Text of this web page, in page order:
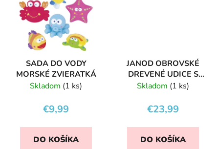
SADA DO VODY
MORSKÉ ZVIERATKÁ
Skladom (1 ks)
€9,99
DO KOŠÍKA
JANOD OBROVSKÉ
DREVENÉ UDICE S
RYBKAMI
Skladom (1 ks)
€23,99
DO KOŠÍKA